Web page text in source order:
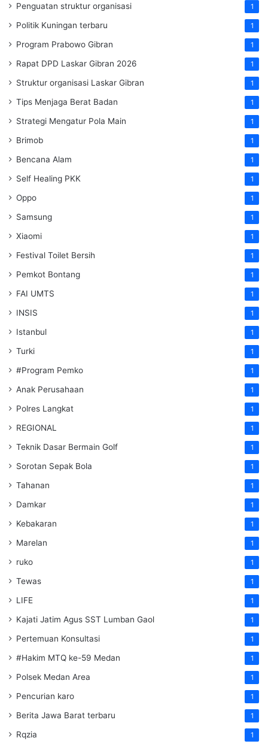
Penguatan struktur organisasi 1
Politik Kuningan terbaru 1
Program Prabowo Gibran 1
Rapat DPD Laskar Gibran 2026 1
Struktur organisasi Laskar Gibran 1
Tips Menjaga Berat Badan 1
Strategi Mengatur Pola Main 1
Brimob 1
Bencana Alam 1
Self Healing PKK 1
Oppo 1
Samsung 1
Xiaomi 1
Festival Toilet Bersih 1
Pemkot Bontang 1
FAI UMTS 1
INSIS 1
Istanbul 1
Turki 1
#Program Pemko 1
Anak Perusahaan 1
Polres Langkat 1
REGIONAL 1
Teknik Dasar Bermain Golf 1
Sorotan Sepak Bola 1
Tahanan 1
Damkar 1
Kebakaran 1
Marelan 1
ruko 1
Tewas 1
LIFE 1
Kajati Jatim Agus SST Lumban Gaol 1
Pertemuan Konsultasi 1
#Hakim MTQ ke-59 Medan 1
Polsek Medan Area 1
Pencurian karo 1
Berita Jawa Barat terbaru 1
Rqzia 1